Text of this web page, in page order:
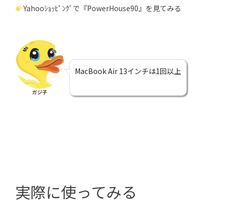
Yahooｼｮｯﾋﾟﾝｸﾞで『PowerHouse90』を見てみる
ガジ子
MacBook Air 13インチは1回以上
実際に使ってみる